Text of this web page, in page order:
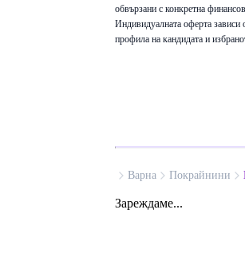
обвързани с конкретна
Индивидуалната оферта
профила на кандидата и
Варна Покрайнини
Зареждаме...